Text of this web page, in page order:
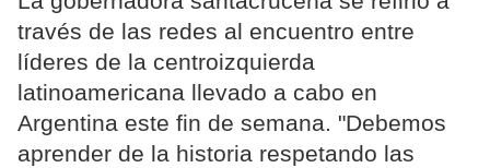
través de las redes al encuentro entre
líderes de la centroizquierda
latinoamericana llevado a cabo en
Argentina este fin de semana. "Debemos
aprender de la historia respetando las